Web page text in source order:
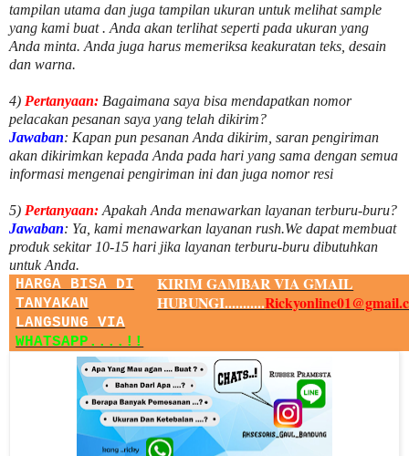
tampilan utama dan juga tampilan ukuran untuk melihatsample
yang kami buat . Anda akan terlihat seperti pada ukuran yang
Anda minta. Anda juga harus memeriksa keakuratan teks, desain
dan warna.
4) Pertanyaan: Bagaimana saya bisa mendapatkan nomor
pelacakan pesanan saya yang telah dikirim?
Jawaban: Kapan pun pesanan Anda dikirim, saran pengiriman
akan dikirimkan kepada Anda pada hari yang sama dengan semua
informasi mengenai pengiriman ini dan juga nomorresi
5) Pertanyaan: Apakah Anda menawarkan layanan terburu-buru?
Jawaban: Ya, kami menawarkan layanan rush.We dapat membuat
produk sekitar 10-15 hari jika layanan terburu-buru dibutuhkan
untuk Anda.
HARGA BISA DI
TANYAKAN
LANGSUNG VIA
WHATSAPP....!!
KIRIM GAMBAR VIA GMAIL
HUBUNGI...........